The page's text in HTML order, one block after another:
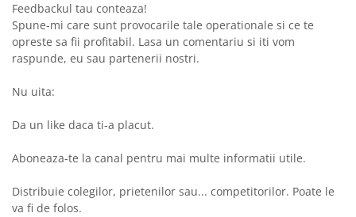
Feedbackul tau conteaza!
Spune-mi care sunt provocarile tale operationale si ce te
opreste sa fii profitabil. Lasa un comentariu si iti vom
raspunde, eu sau partenerii nostri.
Nu uita:
Da un like daca ti-a placut.
Aboneaza-te la canal pentru mai multe informatii utile.
Distribuie colegilor, prietenilor sau... competitorilor. Poate le
va fi de folos.